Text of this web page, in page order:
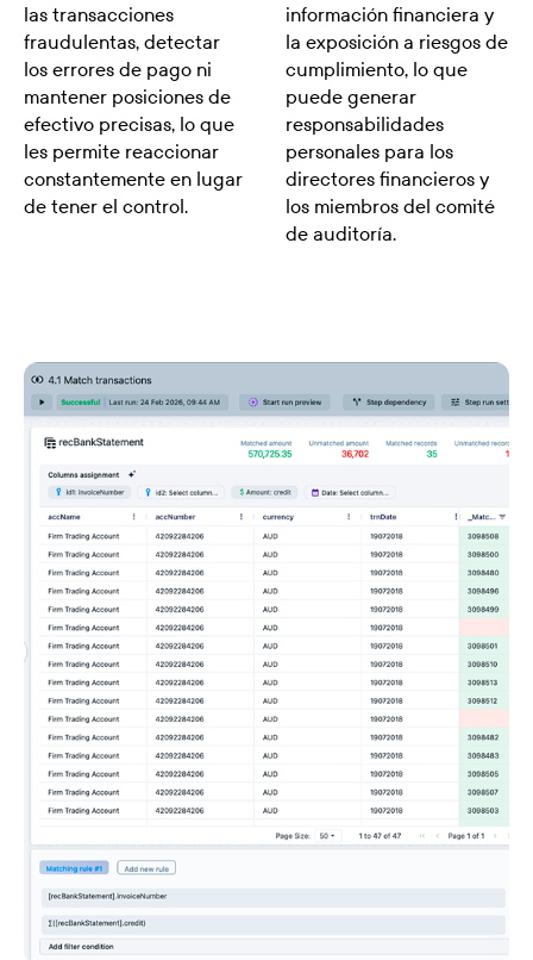
las transacciones
fraudulentas, detectar
los errores de pago ni
mantener posiciones de
efectivo precisas, lo que
les permite reaccionar
constantemente en lugar
de tener el control.
información financiera y
la exposición a riesgos de
cumplimiento, lo que
puede generar
responsabilidades
personales para los
directores financieros y
los miembros del comité
de auditoría.